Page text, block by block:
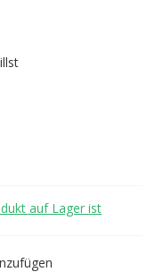
auf Lager ist